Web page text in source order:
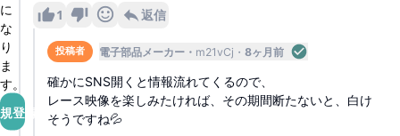
に
な
り
ま
す。
登録
1 返信
投稿者 電子部品メーカー m21vCj 8ヶ月前
確かにSNS開くと情報流れてくるので、
レース映像を楽しみたければ、その期間断たないと、白け
そうですね💦